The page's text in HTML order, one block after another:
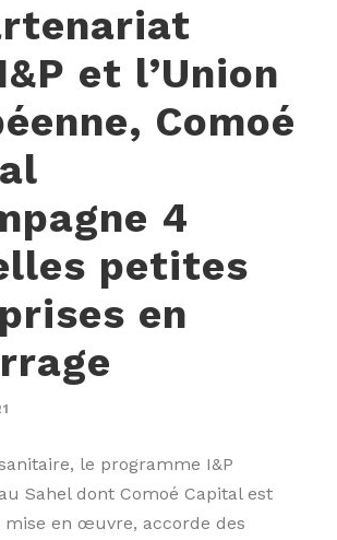
et l’Union
Comoé
4
petites
en
le programme I&P
Sahel dont Comoé Capital est
mise en œuvre, accorde des